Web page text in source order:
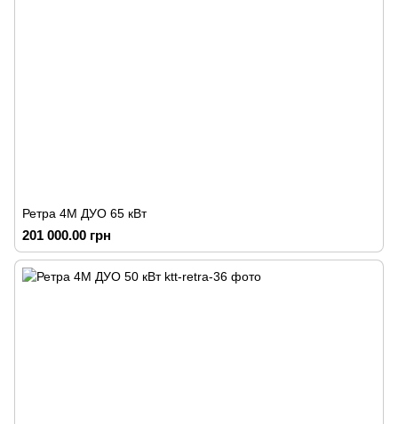
Ретра 4М ДУО 65 кВт
201 000.00 грн